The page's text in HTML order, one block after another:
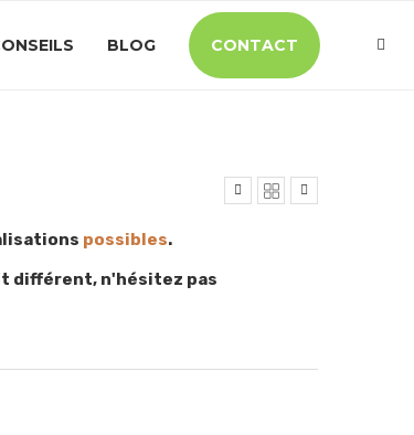
BLOG CONTACT
possibles.
différent, n'hésitez pas